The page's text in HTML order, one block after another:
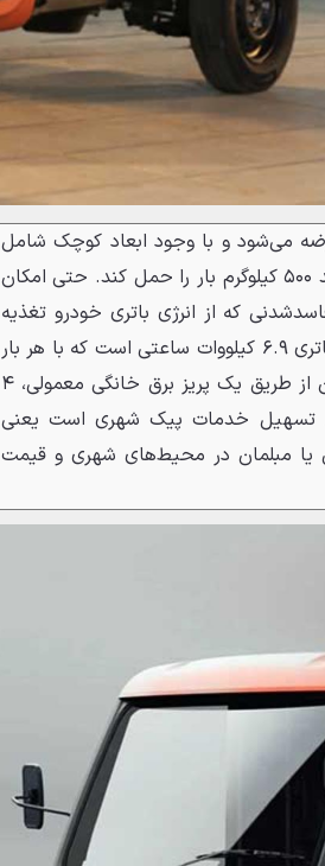
می‌شود و با وجود ابعاد کوچک شامل
۳.۱۷ متر طول و ۱.۵ متر عرض، این سه‌چرخ برقی می‌تواند ۵۰۰ کیلوگرم بار را حمل کند. حتی امکان
که از انرژی باتری خودرو تغذیه
می‌کنند نیز پیش‌بینی شده است. منبع تغذیه تریس یک باتری ۶.۹ کیلووات ساعتی است که با هر بار
شارژ تا ۹۰ کیلومتر مسافت را طی می‌کند و فرآیند شارژ آن از طریق یک پریز برق خانگی معمولی، ۴
تریس تسهیل خدمات پیک شهری است یعنی
یا مبلمان در محیط‌های شهری و قیمت